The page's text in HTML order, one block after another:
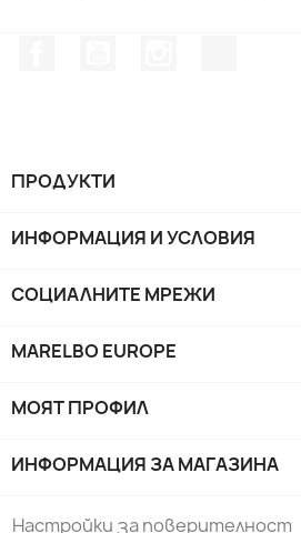
ПРОДУКТИ
ИНФОРМАЦИЯ И УСЛОВИЯ
СОЦИАЛНИТЕ МРЕЖИ
MARELBO EUROPE
МОЯТ ПРОФИЛ
ИНФОРМАЦИЯ ЗА МАГАЗИНА
Настройки за поверителност